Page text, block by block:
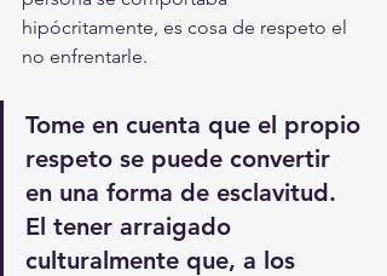
hipócritamente, es cosa de respeto el
no enfrentarle.
Tome en cuenta que el propio
respeto se puede convertir
en una forma de esclavitud.
El tener arraigado
culturalmente que, a los